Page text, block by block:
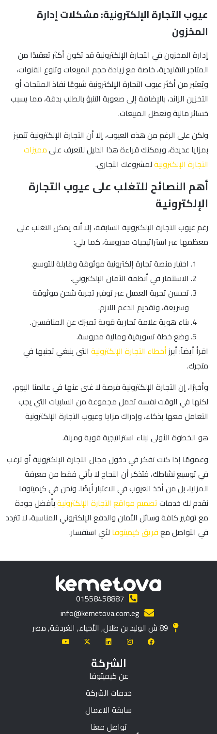
عيوب التجارة الإلكترونية: مشكلات إدارة
المخزون
إدارة المخزون في التجارة الإلكترونية قد تكون أكثر تعقيدًا من
المتاجر التقليدية، خاصة مع زيادة حجم المبيعات وتنوع القنوات،
ويٌعتبر من أكثر عيوب التجارة الإلكترونية شيوعًا نفاذ المنتجات أو
التخزين الزائد، بالإضافة إلى صعوبة التنبؤ بالطلب بدقة، مما يسبب
خسائر مالية وتعطل المبيعات.
ولكن على الرغم من هذه العيوب، إلا أن التجارة الإلكترونية تتميز
بمزايا عديدة، ويمكنك قراءة هذا الدليل للتعرف علىمميزات
التجارة الإلكترونيةلمشروعك التجاري.
أهم النصائح للتغلب على عيوب التجارة
الإلكترونية
رغم عيوب التجارة الإلكترونية السابقة، إلا أنه يمكن التغلب على
معظمها عبر استراتيجيات مدروسة، كما يلي:
اختيار منصة تجارة إلكترونية موثوقة وقابلة للتوسع.
الاستثمار في أنظمة الأمان الإلكتروني.
تحسين تجربة العميل عبر توفير تجربة شحن موثوقة
وسريعة، وتقديم الدعم اللازم.
بناء هوية علامة تجارية قوية تميزك عن المنافسين.
وضع خطة تسويقية ومالية مدروسة.
اقرأ أيضاً: أبرز أخطاء التجارة الإلكترونيةالتي ينبغي تجنبها في
متجرك.
وأخيرًا، إن التجارة الإلكترونية فرصة لا غنى عنها في عالمنا اليوم،
لكنها في الوقت نفسه تحمل مجموعة من السلبيات التي يجب
التعامل معها بذكاء، وإدراك مزايا وعيوب التجارة الإلكترونية
هو الخطوة الأولى لبناء استراتيجية قوية ومرنة.
وعمومًا إذا كنت تفكر في دخول مجال التجارة الإلكترونية أو ترغب
في توسيع نشاطك، فتذكر أن النجاح لا يأتي فقط من معرفة
المزايا، بل من أخذ العيوب في الاعتبار أيضًا. ونحن في كيميتوفا
نقدم لك خدماتتصميم مواقع التجارة الإلكترونيةبأفضل جودة
مع توفير كافة وسائل الأمان والدفع الإلكتروني المناسبة، لا تتردد
في التواصل معفريق كيميتوفا لأي استفسار.
01558458887
info@kemetova.com.eg
89 ش الوليد بن طلال, الأحياء, الغردقة, مصر
الشركة
عن كيميتوفا
خدمات الشركة
سابقة الاعمال
تواصل معنا